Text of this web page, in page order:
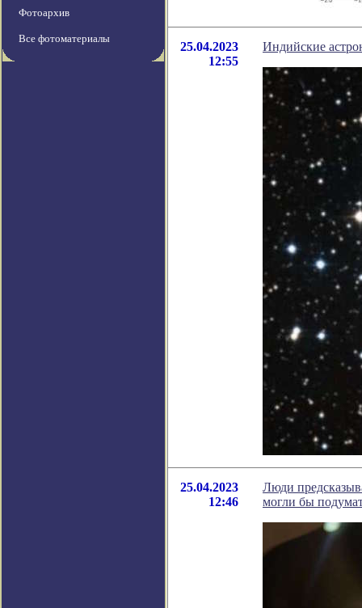
Фотоархив
Все фотоматериалы
25.04.2023
12:55
Индийские
25.04.2023
12:46
Люди
могли бы